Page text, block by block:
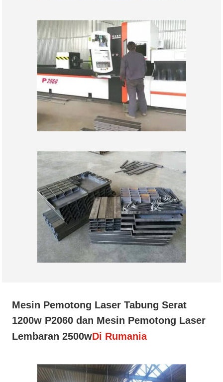
Mesin Pemotong Laser Tabung Serat
1200w P2060 dan Mesin Pemotong Laser
Lembaran 2500wDi Rumania